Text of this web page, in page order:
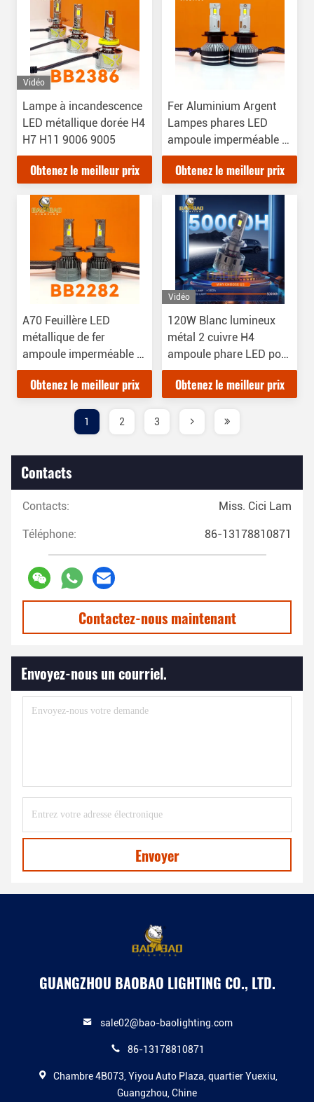
Vidéo
Lampe à incandescence
LED métallique dorée H4
H7 H11 9006 9005
Obtenez le meilleur prix
Fer Aluminium Argent
Lampes phares LED
ampoule imperméable à
l'eau H4 H7 H11 9006
9005 Lampes phares
Obtenez le meilleur prix
A70 Feuillère LED
métallique de fer
ampoule imperméable à
l'eau H4 H7 H11 9006
9005 Feuillère
Obtenez le meilleur prix
Vidéo
120W Blanc lumineux
métal 2 cuivre H4
ampoule phare LED pour
pièces automobiles
Obtenez le meilleur prix
1 2 3
Contacts
Contacts: Miss. Cici Lam
Téléphone: 86-13178810871
Contactez-nous maintenant
Envoyez-nous un courriel.
Envoyer
GUANGZHOU BAOBAO LIGHTING CO., LTD.
sale02@bao-baolighting.com
86-13178810871
Chambre 4B073, Yiyou Auto Plaza, quartier Yuexiu,
Guangzhou, Chine